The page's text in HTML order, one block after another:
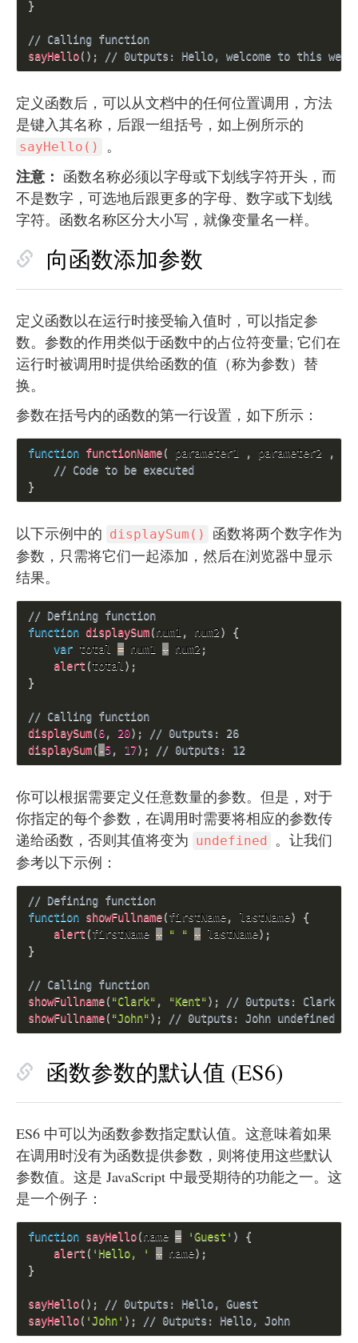
}
// Calling function
sayHello( ) ; // 0utputs: Hello, welcome to this
定义函数后，可以从文档中的任何位置调用，方法
是键入其名称，后跟一组括号，如上例所示的
sayHello() 。
注意： 函数名称必须以字母或下划线字符开头，而
不是数字，可选地后跟更多的字母、数字或下划线
字符。函数名称区分大小写，就像变量名一样。
向函数添加参数
定义函数以在运行时接受输入值时，可以指定参
数。参数的作用类似于函数中的占位符变量; 它们在
运行时被调用时提供给函数的值（称为参数）替
换。
参数在括号内的函数的第一行设置，如下所示：
function functionName( parameter1 , parameter2 ,
// Code to be executed
}
以下示例中的 displaySum()
函数将两个数字作为
参数，只需将它们一起添加，然后在浏览器中显示
结果。
// Defining function
function displaySum(num1 , num2)
{
var total = num1 + num2 ;
alert (total ) ;
}
// Calling function
displaySum(6, 20) ;
// 0utputs: 26
displaySum( -5, 17) ; // 0utputs: 12
你可以根据需要定义任意数量的参数。但是，对于
你指定的每个参数，在调用时需要将相应的参数传
递给函数，否则其值将变为 undefined
。让我们
参考以下示例：
// Defining function
function showFullname(firstName, lastName)
{
alert (firstName + " " + lastName) ;
}
// Calling function
showFullname( "Clark" , "Kent") ;
// 0utputs: Clark
showFullname( "John") ; // 0utputs: John undefined
函数参数的默认值 (ES6)
ES6 中可以为函数参数指定默认值。这意味着如果
在调用时没有为函数提供参数，则将使用这些默认
参数值。这是 JavaScript 中最受期待的功能之一。这
是一个例子：
function sayHello(name = 'Guest' )
{
alert ( 'Hello, ' + name) ;
}
sayHello( ) ;
// 0utputs: Hello, Guest
sayHello( 'John' ) ; // 0utputs: Hello, John